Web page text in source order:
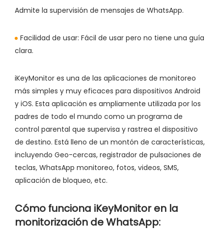
Admite la supervisión de mensajes de WhatsApp.
Facilidad de usar: Fácil de usar pero no tiene una guía
clara.
iKeyMonitor es una de las aplicaciones de monitoreo
más simples y muy eficaces para dispositivos Android
y iOS. Esta aplicación es ampliamente utilizada por los
padres de todo el mundo como un programa de
control parental que supervisa y rastrea el dispositivo
de destino. Está lleno de un montón de características,
incluyendo Geo-cercas, registrador de pulsaciones de
teclas, WhatsApp monitoreo, fotos, videos, SMS,
aplicación de bloqueo, etc.
Cómo funciona iKeyMonitor en la
monitorización de WhatsApp: